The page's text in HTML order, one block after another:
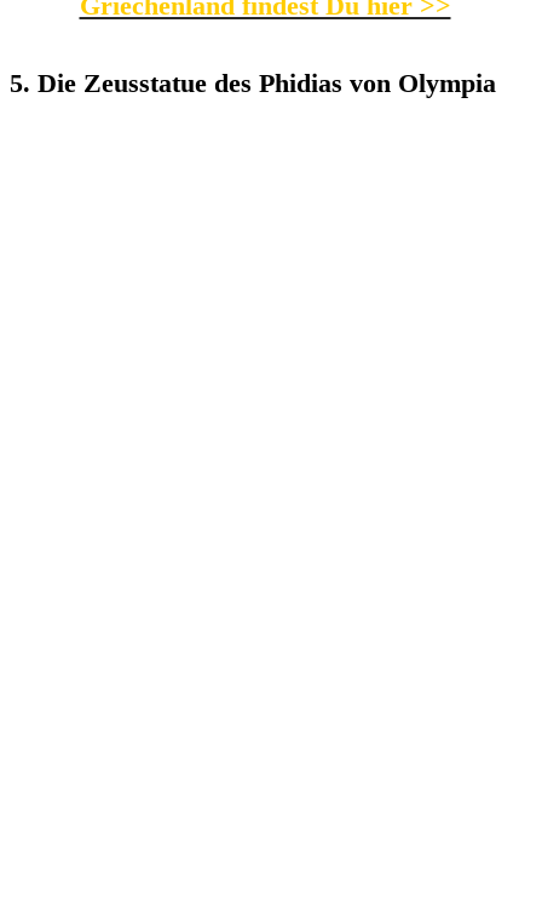
5. Die Zeusstatue des Phidias von Olympia